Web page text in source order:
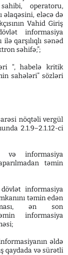
operatoru,
əlaqəsini, eləcə də
Vahid Giriş
informasiya
qarşılıqlı sənəd
səhifə;”;
“, habelə kritik
sahələri” sözləri
nöqtəli vergül
2.1.9–2.1.12-ci
və informasiya
təmin
informasiya
təmin edən
ən son
informasiya
əldə
qaydada və sürətli